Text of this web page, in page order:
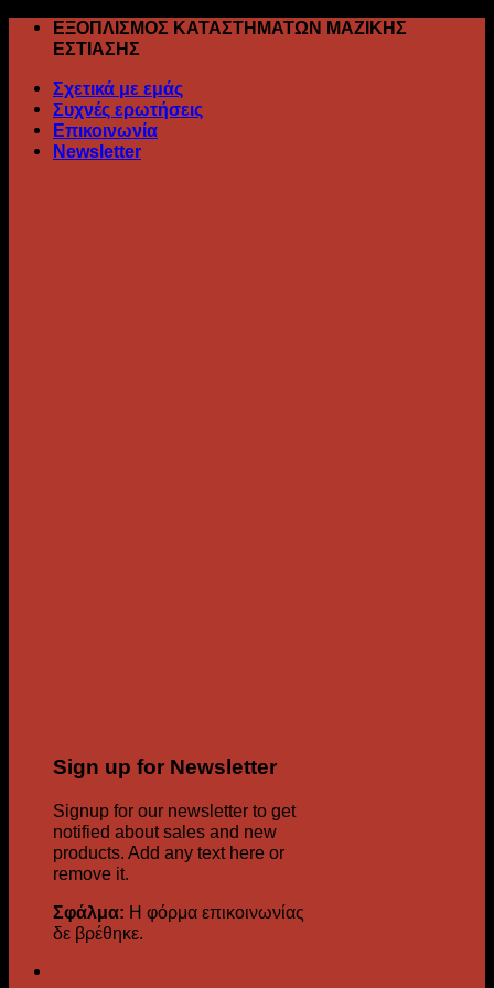
Skip
ΕΞΟΠΛΙΣΜΟΣ ΚΑΤΑΣΤΗΜΑΤΩΝ ΜΑΖΙΚΗΣ
ΕΣΤΙΑΣΗΣ
Σχετικά με εμάς
Συχνές ερωτήσεις
Επικοινωνία
Newsletter
Sign up for Newsletter
Signup for our newsletter to get
notified about sales and new
products. Add any text here or
remove it.
Σφάλμα: Η φόρμα επικοινωνίας
δε βρέθηκε.